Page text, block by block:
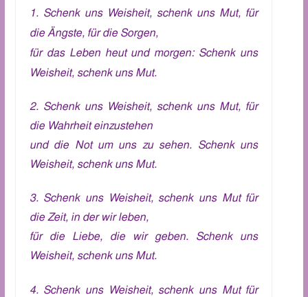
1. Schenk uns Weisheit, schenk uns Mut, für
die Ängste, für die Sorgen,
für das Leben heut und morgen: Schenk uns
Weisheit, schenk uns Mut.
2. Schenk uns Weisheit, schenk uns Mut, für
die Wahrheit einzustehen
und die Not um uns zu sehen. Schenk uns
Weisheit, schenk uns Mut.
3. Schenk uns Weisheit, schenk uns Mut für
die Zeit, in der wir leben,
für die Liebe, die wir geben. Schenk uns
Weisheit, schenk uns Mut.
4. Schenk uns Weisheit, schenk uns Mut für